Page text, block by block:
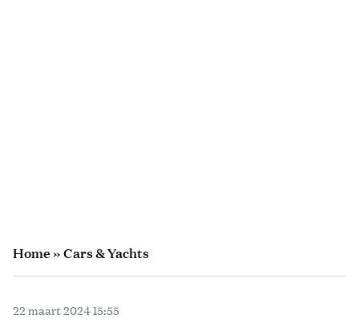
Home»Cars & Yachts
22 maart 2024 15:55